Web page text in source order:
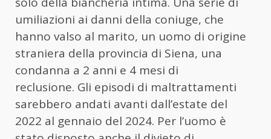
umiliazioni ai danni della coniuge, che
hanno valso al marito, un uomo di origine
straniera della provincia di Siena, una
condanna a 2 anni e 4 mesi di
reclusione. Gli episodi di maltrattamenti
sarebbero andati avanti dall’estate del
2022 al gennaio del 2024. Per l’uomo è